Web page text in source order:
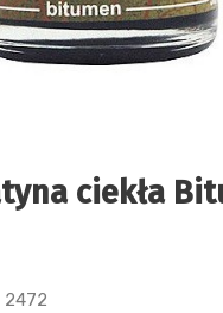
ciekła
2472